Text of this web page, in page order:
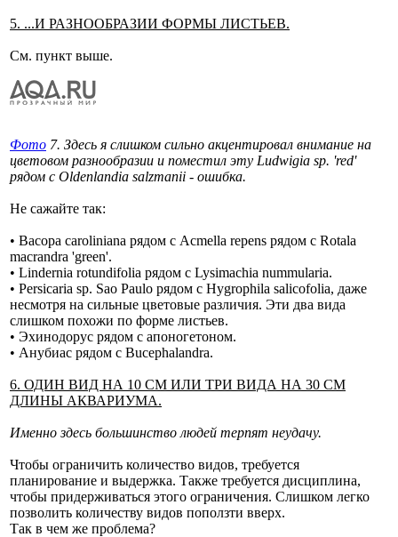
5. ...И РАЗНООБРАЗИИ ФОРМЫ ЛИСТЬЕВ.
См. пункт выше.
Фото 7. Здесь я слишком сильно акцентировал внимание на
цветовом разнообразии и поместил эту Ludwigia sp. 'red'
рядом с Oldenlandia salzmanii - ошибка.
Не сажайте так:
• Bacopa caroliniana рядом с Acmella repens рядом с Rotala
macrandra 'green'.
• Lindernia rotundifolia рядом с Lysimachia nummularia.
• Persicaria sp. Sao Paulo рядом с Hygrophila salicofolia, даже
несмотря на сильные цветовые различия. Эти два вида
слишком похожи по форме листьев.
• Эхинодорус рядом с апоногетоном.
• Анубиас рядом с Bucephalandra.
6. ОДИН ВИД НА 10 СМ ИЛИ ТРИ ВИДА НА 30 СМ
ДЛИНЫ АКВАРИУМА.
Именно здесь большинство людей терпят неудачу.
Чтобы ограничить количество видов, требуется
планирование и выдержка. Также требуется дисциплина,
чтобы придерживаться этого ограничения. Слишком легко
позволить количеству видов поползти вверх.
Так в чем же проблема?